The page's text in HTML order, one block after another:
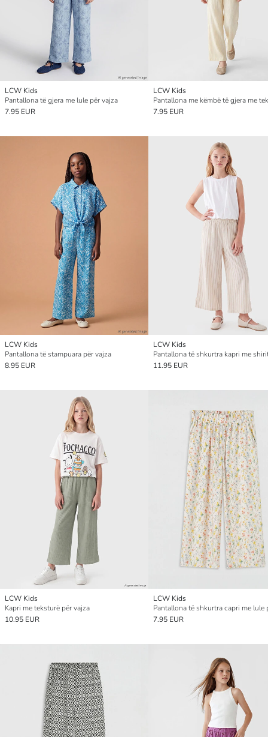
LCW Kids
Pantallona të gjera me lule për vajza
7.95 EUR
LCW Kids
7.95 EUR
LCW Kids
Pantallona të stampuara për vajza
8.95 EUR
LCW Kids
11.95 EUR
LCW Kids
Kapri me teksturë për vajza
10.95 EUR
LCW Kids
7.95 EUR